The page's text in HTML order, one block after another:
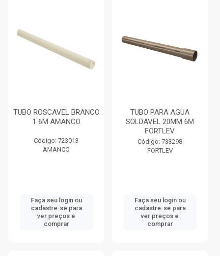
TUBO ROSCAVEL BRANCO
1 6M AMANCO
Código: 723013
AMANCO
Faça seu login ou
cadastre-se para
ver preços e
comprar
TUBO PARA AGUA
SOLDAVEL 20MM 6M
FORTLEV
Código: 733298
FORTLEV
Faça seu login ou
cadastre-se para
ver preços e
comprar